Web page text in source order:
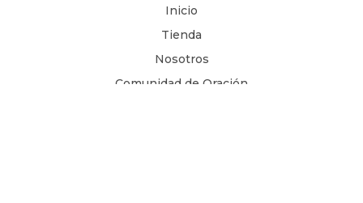
Inicio
Tienda
Nosotros
Comunidad de Oración